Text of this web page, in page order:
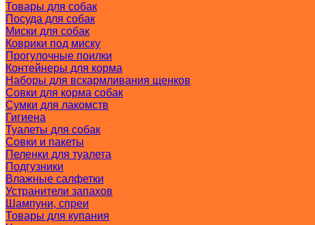
Товары для собак
Посуда для собак
Миски для собак
Коврики под миску
Прогулочные поилки
Контейнеры для корма
Наборы для вскармливания щенков
Совки для корма собак
Сумки для лакомств
Гигиена
Туалеты для собак
Совки и пакеты
Пеленки для туалета
Подгузники
Влажные салфетки
Устранители запахов
Шампуни, спреи
Товары для купания